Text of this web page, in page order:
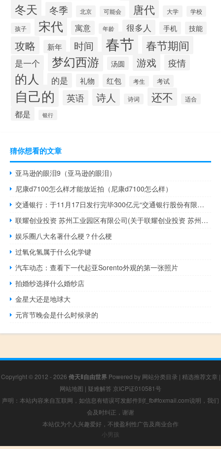
冬天 冬季 北京 可能会 唐代 大学 学校
孩子 宋代 寓意 年龄 很多人 手机 技能
攻略 新年 时间 春节 春节期间
是一个 梦幻西游 汤圆 游戏 疫情
的人 的是 礼物 红包 考生 考试
自己的 英语 诗人 诗词 还不 适合
都是 银行
猜你想看的文章
亚马逊的眼泪9（亚马逊的眼泪）
尼康d7100怎么样才能放近拍（尼康d7100怎么样）
交通银行：于11月17日发行完毕300亿元“交通银行股份有限公司2023年二级资本债券”
联耀创业投资 苏州工业园区有限公司(关于联耀创业投资 苏州工业园区有限公司简述)
娱乐圈八大名著什么梗？什么梗
过氧化氢属于什么化学键
汽车动态：查看下一代起亚Sorento外观的第一张照片
拍婚纱选择什么婚纱店
金星大还是地球大
元宵节晚会是什么时候录的
Copyright © 2012 - 2026 倚天Ⅱ自由世界Powered by 网站分类目录 | 精选推荐文章 |
网站地图 | 疑难解答 京ICP证010581号
声明：本站内容来自互联网，如信息有错误可发邮件到f_fb#foxmail.com说明，我们
会及时纠正，谢谢
本站仅为个人兴趣爱好，不接盈利性广告及商业合作
小男孩